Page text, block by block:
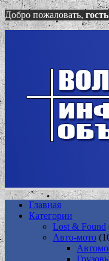
Добро пожаловать,
Главная
Категории
Lost & Found
Авто-мото